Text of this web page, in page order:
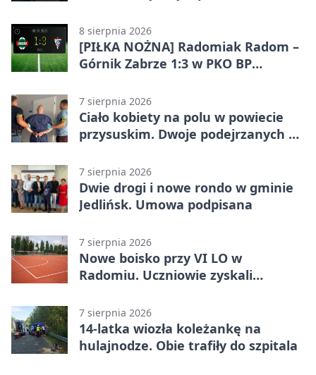
8 sierpnia 2026
[PIŁKA NOŻNA] Radomiak Radom –
Górnik Zabrze 1:3 w PKO BP
golami pogrążył gospodarzy
7 sierpnia 2026
Ciało kobiety na polu w powiecie
przysuskim. Dwoje podejrzanych w
7 sierpnia 2026
Dwie drogi i nowe rondo w gminie
Jedlińsk. Umowa podpisana
7 sierpnia 2026
Nowe boisko przy VI LO w
Radomiu. Uczniowie zyskali
7 sierpnia 2026
14-latka wiozła koleżankę na
hulajnodze. Obie trafiły do szpitala